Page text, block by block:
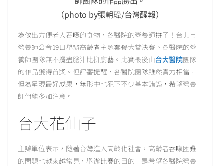
（photo by張朝瑋/台灣醒報）
為做出方便老人吞嚥的食物，各醫院的營養師拼了！台北市
營養師公會19日舉辦高齡者主題套餐大賞決賽。各醫院的營
養師團隊無不攪盡腦汁比拼廚藝。比賽最後由台大醫院團隊
的作品獲得首獎。但評審提醒，各醫院團隊雖然實力相當，
但為呈現最好成果，無形中也犯下不少基本錯誤，希望營養
師們能多加注意。
台大花仙子
主辦單位表示，隨著台灣進入高齡化社會，高齡者吞嚥困難
的問題也越來越常見，舉辦比賽的目的，是希望各醫院營養